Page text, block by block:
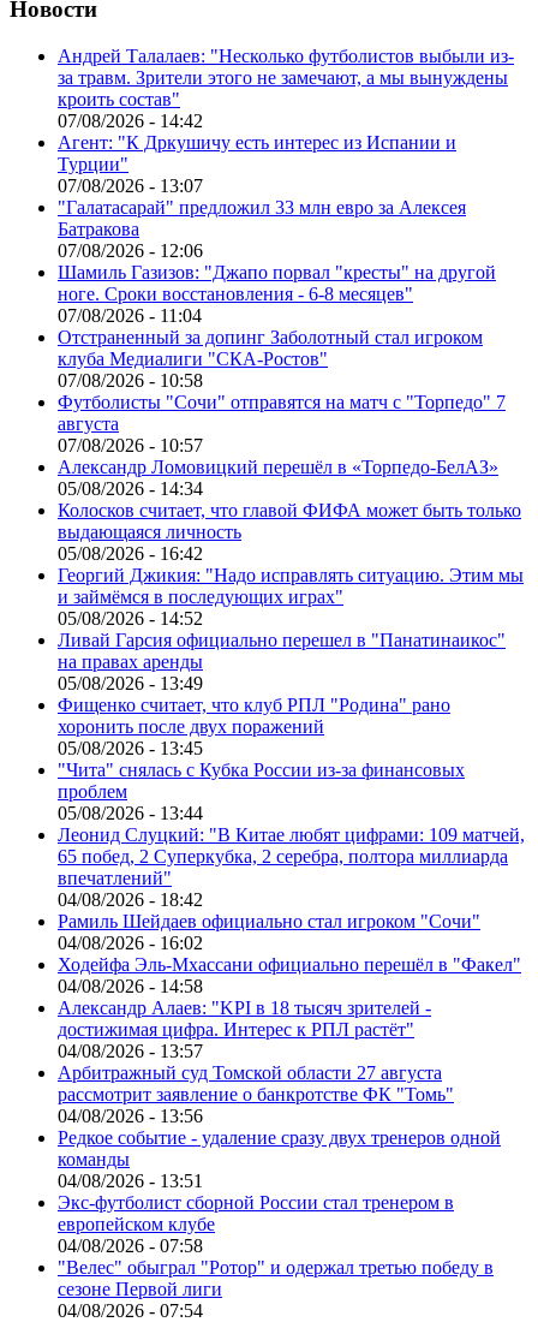
Новости
Андрей Талалаев: "Несколько футболистов выбыли из-
за травм. Зрители этого не замечают, а мы вынуждены
кроить состав"
07/08/2026 - 14:42
Агент: "К Дркушичу есть интерес из Испании и
Турции"
07/08/2026 - 13:07
"Галатасарай" предложил 33 млн евро за Алексея
Батракова
07/08/2026 - 12:06
Шамиль Газизов: "Джапо порвал "кресты" на другой
ноге. Сроки восстановления - 6-8 месяцев"
07/08/2026 - 11:04
Отстраненный за допинг Заболотный стал игроком
клуба Медиалиги "СКА-Ростов"
07/08/2026 - 10:58
Футболисты "Сочи" отправятся на матч с "Торпедо" 7
августа
07/08/2026 - 10:57
Александр Ломовицкий перешёл в «Торпедо-БелАЗ»
05/08/2026 - 14:34
Колосков считает, что главой ФИФА может быть только
выдающаяся личность
05/08/2026 - 16:42
Георгий Джикия: "Надо исправлять ситуацию. Этим мы
и займёмся в последующих играх"
05/08/2026 - 14:52
Ливай Гарсия официально перешел в "Панатинаикос"
на правах аренды
05/08/2026 - 13:49
Фищенко считает, что клуб РПЛ "Родина" рано
хоронить после двух поражений
05/08/2026 - 13:45
"Чита" снялась с Кубка России из-за финансовых
проблем
05/08/2026 - 13:44
Леонид Слуцкий: "В Китае любят цифрами: 109 матчей,
65 побед, 2 Суперкубка, 2 серебра, полтора миллиарда
впечатлений"
04/08/2026 - 18:42
Рамиль Шейдаев официально стал игроком "Сочи"
04/08/2026 - 16:02
Ходейфа Эль-Мхассани официально перешёл в "Факел"
04/08/2026 - 14:58
Александр Алаев: "KPI в 18 тысяч зрителей -
достижимая цифра. Интерес к РПЛ растёт"
04/08/2026 - 13:57
Арбитражный суд Томской области 27 августа
рассмотрит заявление о банкротстве ФК "Томь"
04/08/2026 - 13:56
Редкое событие - удаление сразу двух тренеров одной
команды
04/08/2026 - 13:51
Экс-футболист сборной России стал тренером в
европейском клубе
04/08/2026 - 07:58
"Велес" обыграл "Ротор" и одержал третью победу в
сезоне Первой лиги
04/08/2026 - 07:54